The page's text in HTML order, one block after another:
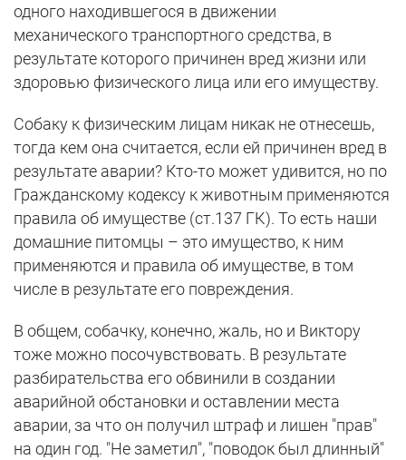
одного находившегося в движении
механического транспортного средства, в
результате которого причинен вред жизни или
здоровью физического лица или его имуществу.
Собаку к физическим лицам никак не отнесешь,
тогда кем она считается, если ей причинен вред в
результате аварии? Кто-то может удивится, но по
Гражданскому кодексу к животным применяются
правила об имуществе (ст.137 ГК). То есть наши
домашние питомцы – это имущество, к ним
применяются и правила об имуществе, в том
числе в результате его повреждения.
В общем, собачку, конечно, жаль, но и Виктору
тоже можно посочувствовать. В результате
разбирательства его обвинили в создании
аварийной обстановки и оставлении места
аварии, за что он получил штраф и лишен "прав"
на один год. "Не заметил", "поводок был длинный"